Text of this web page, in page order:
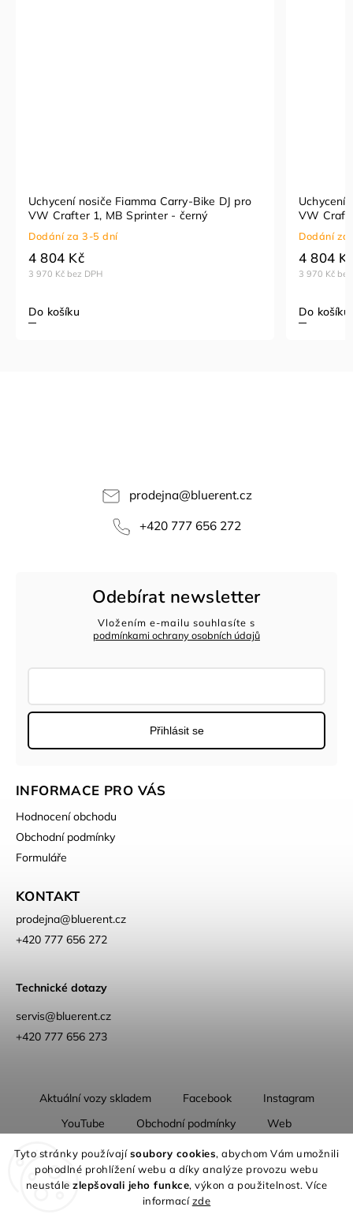
Tyto stránky používajísoubory cookies, abychom Vám umožnili
pohodlné prohlížení webu a díky analýze provozu webu
neustálezlepšovali jeho funkce, výkon a použitelnost. Více
informacízde
Uchycení nosiče Fiamma Carry-Bike DJ pro
VW Crafter 1, MB Sprinter - černý
Dodání za 3-5 dní
3 970 Kč bez DPH
4 804 Kč
Do košíku
Uchycení
VW
Dodání
3 970 Kč
4 804
Do košíku
prodejna@bluerent.cz
+420 777 656 272
Odebírat newsletter
Vložením e-mailu souhlasíte s
podmínkami ochrany osobních údajů
Přihlásit se
INFORMACE PRO VÁS
Hodnocení obchodu
Obchodní podmínky
Formuláře
KONTAKT
prodejna@bluerent.cz
+420 777 656 272
Technické dotazy
servis@bluerent.cz
+420 777 656 273
Aktuální vozy skladem Facebook
Instagram
YouTube
Obchodní podmínky
Web
O nás